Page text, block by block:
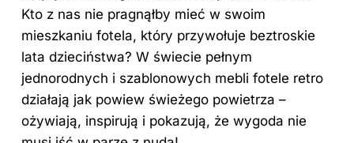
Kto z nas nie pragnąłby mieć w swoim
mieszkaniu fotela, który przywołuje beztroskie
lata dzieciństwa? W świecie pełnym
jednorodnych i szablonowych mebli fotele retro
działają jak powiew świeżego powietrza –
ożywiają, inspirują i pokazują, że wygoda nie